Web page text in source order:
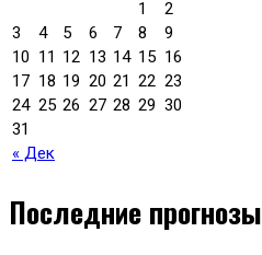
« Дек
1
2
3
4 5 6 7 8
9
10 11 12 13 14 15 16
17 18 19 20 21 22 23
24 25 26 27 28 29 30
31
Последние прогнозы